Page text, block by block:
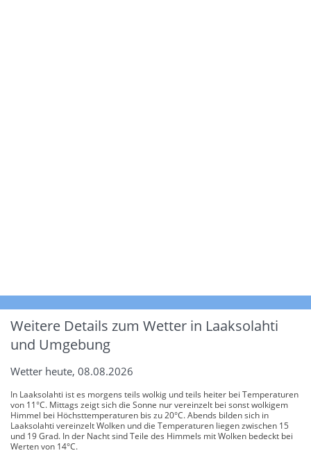
Weitere Details zum Wetter in Laaksolahti
und Umgebung
Wetter heute, 08.08.2026
In Laaksolahti ist es morgens teils wolkig und teils heiter bei Temperaturen
von 11°C. Mittags zeigt sich die Sonne nur vereinzelt bei sonst wolkigem
Himmel bei Höchsttemperaturen bis zu 20°C. Abends bilden sich in
Laaksolahti vereinzelt Wolken und die Temperaturen liegen zwischen 15
und 19 Grad. In der Nacht sind Teile des Himmels mit Wolken bedeckt bei
Werten von 14°C.